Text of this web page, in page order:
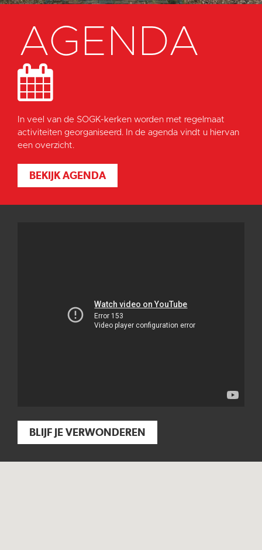
AGENDA
In veel van de SOGK-kerken worden met regelmaat
activiteiten georganiseerd. In de agenda vindt u hiervan
een overzicht.
BEKIJK AGENDA
BLIJF JE VERWONDEREN